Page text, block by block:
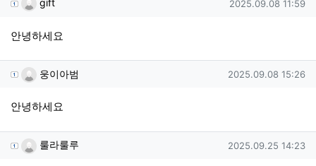
gift 2025.09.08 11:59
안녕하세요
웅이아범님의 댓글
웅이아범 작성일
2025.09.08 15:26
안녕하세요
룰라룰루님의 댓글
룰라룰루 작성일
2025.09.25 14:23